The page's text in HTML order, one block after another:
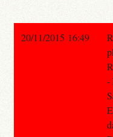
20/11/2015 16:49
-